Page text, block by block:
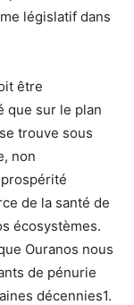
législatif dans
être
que sur le plan
trouve sous
non
de la santé de
écosystèmes.
Ouranos nous
de pénurie
décennies1.